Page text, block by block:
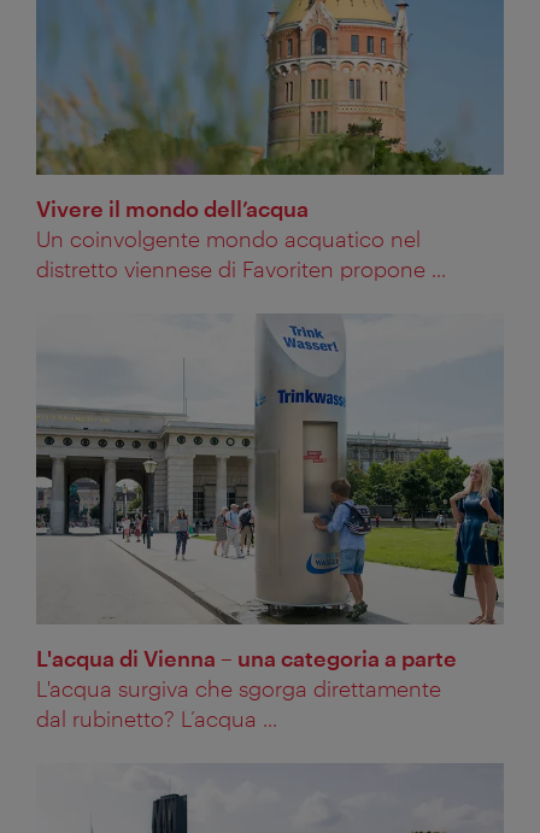
Vivere il mondo dell’acqua
Un coinvolgente mondo acquatico nel
distretto viennese di Favoriten propone ...
L'acqua di Vienna – una categoria a parte
L'acqua surgiva che sgorga direttamente
dal rubinetto? L’acqua ...